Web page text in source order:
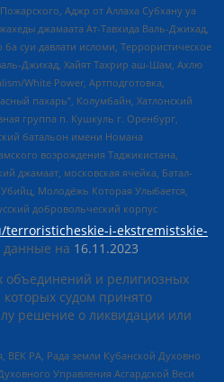
Аджр от Аллаха Субхану уа
джамаата Ат-Тавхида Валь-Джихад,
суи давлати исломи, Террористическое
Джихад, Хайят Тахрир аш-Шам, Ахлю
White Power, Артподготовка,
пахарь”, Колумбайн, Хатлонский
группа п. Кушкуль г. Оренбург,
батальон имени Номана
возрождения Таджикистана,
джамаат, московская ячейка, Батал-
Молодёжь Которая Улыбается,
добровольческий корпус
terroristicheskie-i-ekstremistskie-
данные на 16.11.2023
и религиозных
судом принято
решение о ликвидации или
ВЕК РА, Рада земли Кубанской Духовно
Управления Асгардской Веси